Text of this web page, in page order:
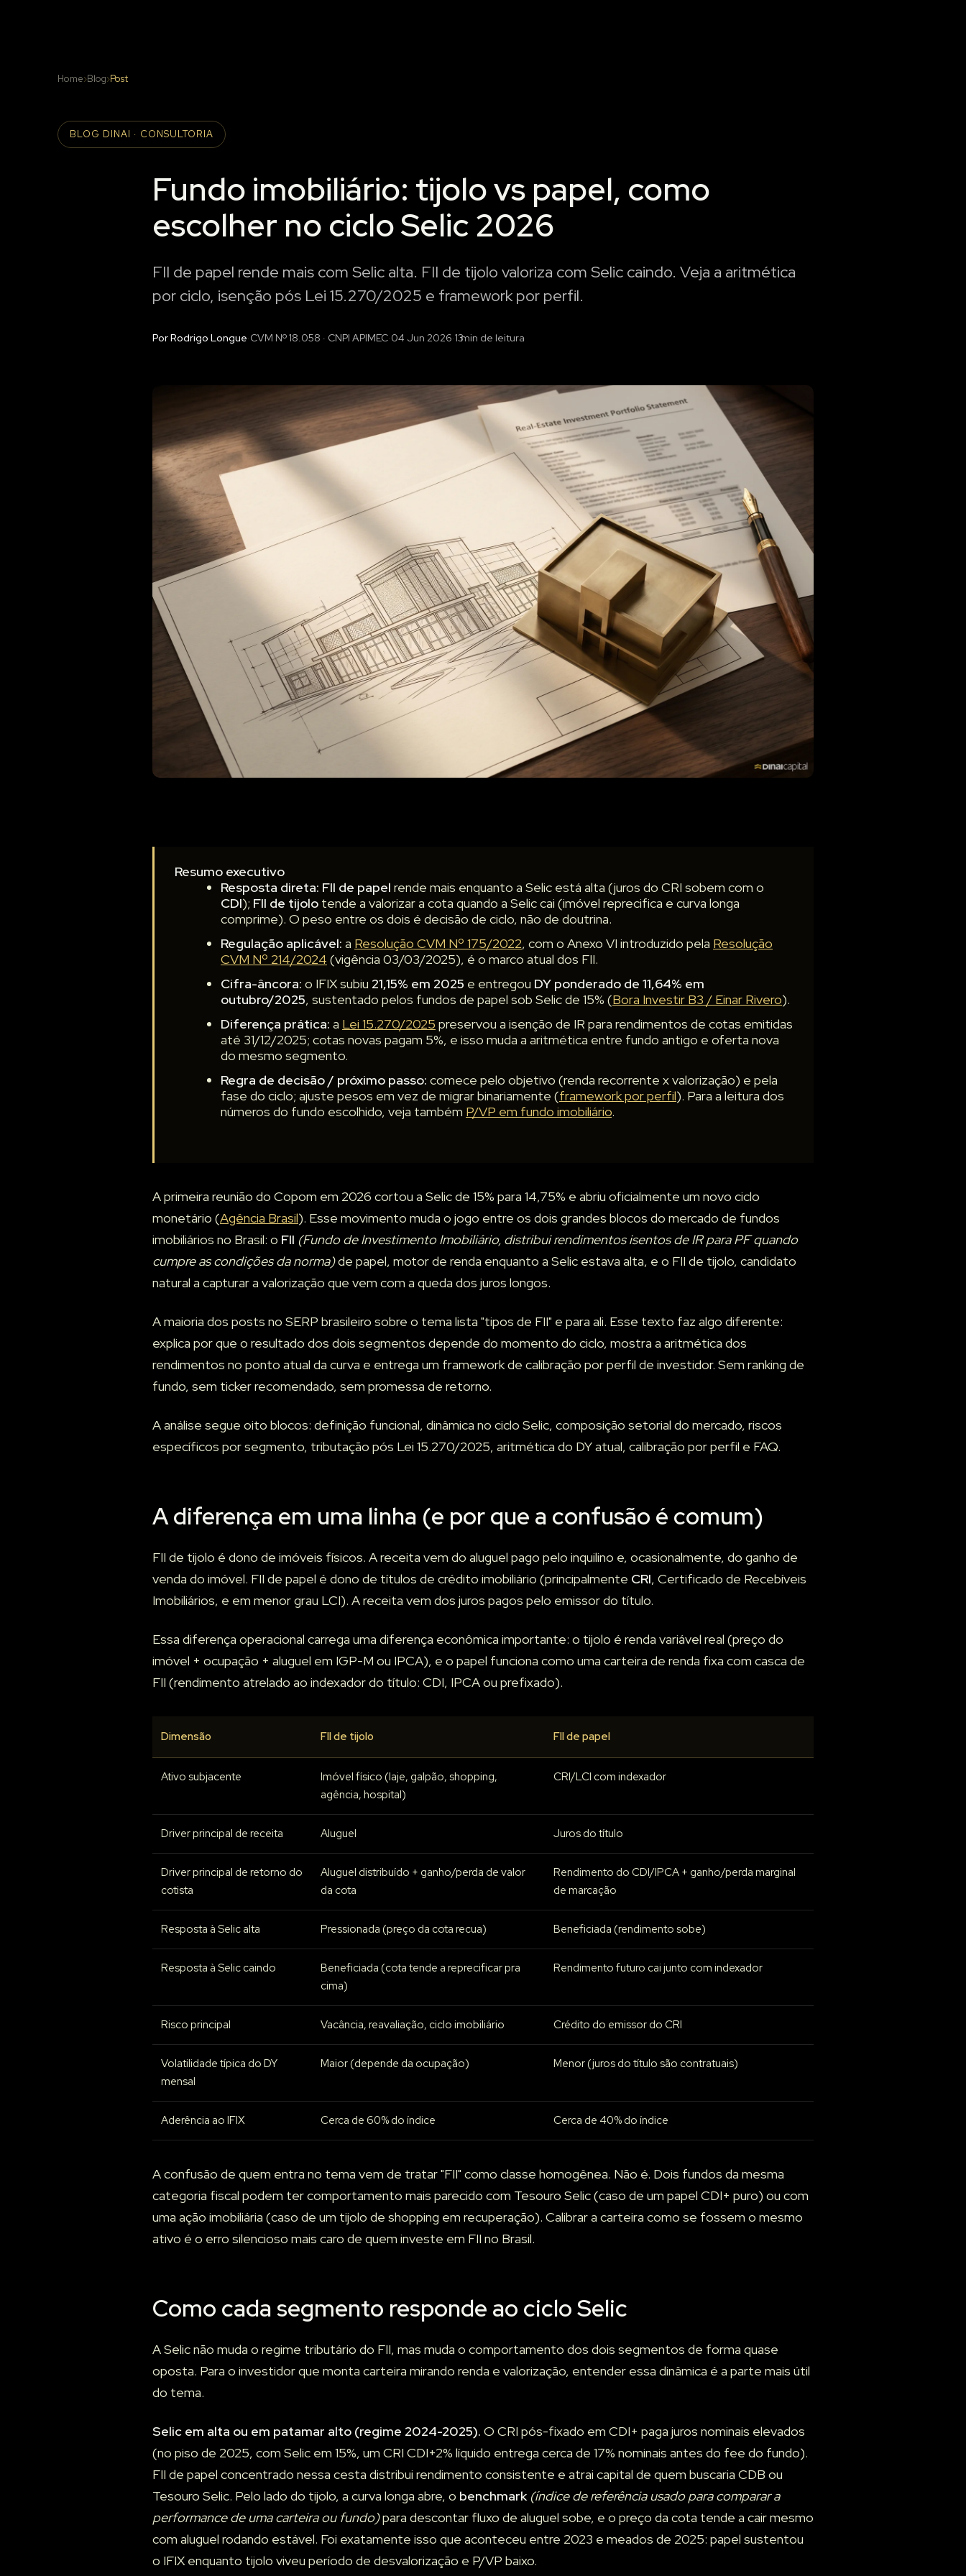
Home›Blog›Post
BLOG DINAI · CONSULTORIA
Fundo imobiliário: tijolo vs papel, como
escolher no ciclo Selic 2026
FII de papel rende mais com Selic alta. FII de tijolo valoriza com Selic caindo. Veja a aritmética
por ciclo, isenção pós Lei 15.270/2025 e framework por perfil.
Por Rodrigo Longue·CVM Nº 18.058 · CNPI APIMEC·04 Jun 2026·13min de leitura
Resumo executivo
Resposta direta: FII de papel rende mais enquanto a Selic está alta (juros do CRI sobem com o
CDI); FII de tijolo tende a valorizar a cota quando a Selic cai (imóvel reprecifica e curva longa
comprime). O peso entre os dois é decisão de ciclo, não de doutrina.
Regulação aplicável: a Resolução CVM Nº 175/2022, com o Anexo VI introduzido pela Resolução
CVM Nº 214/2024 (vigência 03/03/2025), é o marco atual dos FII.
Cifra-âncora: o IFIX subiu 21,15% em 2025 e entregou DY ponderado de 11,64% em
outubro/2025, sustentado pelos fundos de papel sob Selic de 15% (Bora Investir B3 / Einar Rivero).
Diferença prática: a Lei 15.270/2025 preservou a isenção de IR para rendimentos de cotas emitidas
até 31/12/2025; cotas novas pagam 5%, e isso muda a aritmética entre fundo antigo e oferta nova
do mesmo segmento.
Regra de decisão / próximo passo: comece pelo objetivo (renda recorrente x valorização) e pela
fase do ciclo; ajuste pesos em vez de migrar binariamente (framework por perfil). Para a leitura dos
números do fundo escolhido, veja também P/VP em fundo imobiliário.
A primeira reunião do Copom em 2026 cortou a Selic de 15% para 14,75% e abriu oficialmente um novo ciclo
monetário (Agência Brasil). Esse movimento muda o jogo entre os dois grandes blocos do mercado de fundos
imobiliários no Brasil: o FII (Fundo de Investimento Imobiliário, distribui rendimentos isentos de IR para PF quando
cumpre as condições da norma)de papel, motor de renda enquanto a Selic estava alta, e o FII de tijolo, candidato
natural a capturar a valorização que vem com a queda dos juros longos.
A maioria dos posts no SERP brasileiro sobre o tema lista "tipos de FII" e para ali. Esse texto faz algo diferente:
explica por que o resultado dos dois segmentos depende do momento do ciclo, mostra a aritmética dos
rendimentos no ponto atual da curva e entrega um framework de calibração por perfil de investidor. Sem ranking de
fundo, sem ticker recomendado, sem promessa de retorno.
A análise segue oito blocos: definição funcional, dinâmica no ciclo Selic, composição setorial do mercado, riscos
específicos por segmento, tributação pós Lei 15.270/2025, aritmética do DY atual, calibração por perfil e FAQ.
A diferença em uma linha (e por que a confusão é comum)
FII de tijolo é dono de imóveis físicos. A receita vem do aluguel pago pelo inquilino e, ocasionalmente, do ganho de
venda do imóvel. FII de papel é dono de títulos de crédito imobiliário (principalmente CRI, Certificado de Recebíveis
Imobiliários, e em menor grau LCI). A receita vem dos juros pagos pelo emissor do título.
Essa diferença operacional carrega uma diferença econômica importante: o tijolo é renda variável real (preço do
imóvel + ocupação + aluguel em IGP-M ou IPCA), e o papel funciona como uma carteira de renda fixa com casca de
FII (rendimento atrelado ao indexador do título: CDI, IPCA ou prefixado).
Dimensão FII de tijolo FII de papel
Ativo subjacente
Imóvel físico (laje, galpão, shopping,
agência, hospital)
CRI/LCI com indexador
Driver principal de receita Aluguel Juros do título
Driver principal de retorno do
cotista
Aluguel distribuído + ganho/perda de valor
da cota
Rendimento do CDI/IPCA + ganho/perda marginal
de marcação
Resposta à Selic alta Pressionada (preço da cota recua) Beneficiada (rendimento sobe)
Resposta à Selic caindo
Beneficiada (cota tende a reprecificar pra
cima)
Rendimento futuro cai junto com indexador
Risco principal Vacância, reavaliação, ciclo imobiliário Crédito do emissor do CRI
Volatilidade típica do DY
mensal
Maior (depende da ocupação) Menor (juros do título são contratuais)
Aderência ao IFIX Cerca de 60% do índice Cerca de 40% do índice
A confusão de quem entra no tema vem de tratar "FII" como classe homogênea. Não é. Dois fundos da mesma
categoria fiscal podem ter comportamento mais parecido com Tesouro Selic (caso de um papel CDI+ puro) ou com
uma ação imobiliária (caso de um tijolo de shopping em recuperação). Calibrar a carteira como se fossem o mesmo
ativo é o erro silencioso mais caro de quem investe em FII no Brasil.
Como cada segmento responde ao ciclo Selic
A Selic não muda o regime tributário do FII, mas muda o comportamento dos dois segmentos de forma quase
oposta. Para o investidor que monta carteira mirando renda e valorização, entender essa dinâmica é a parte mais útil
do tema.
Selic em alta ou em patamar alto (regime 2024-2025). O CRI pós-fixado em CDI+ paga juros nominais elevados
(no piso de 2025, com Selic em 15%, um CRI CDI+2% líquido entrega cerca de 17% nominais antes do fee do fundo).
FII de papel concentrado nessa cesta distribui rendimento consistente e atrai capital de quem buscaria CDB ou
Tesouro Selic. Pelo lado do tijolo, a curva longa abre, o benchmark (índice de referência usado para comparar a
performance de uma carteira ou fundo)para descontar fluxo de aluguel sobe, e o preço da cota tende a cair mesmo
com aluguel rodando estável. Foi exatamente isso que aconteceu entre 2023 e meados de 2025: papel sustentou
o IFIX enquanto tijolo viveu período de desvalorização e P/VP baixo.